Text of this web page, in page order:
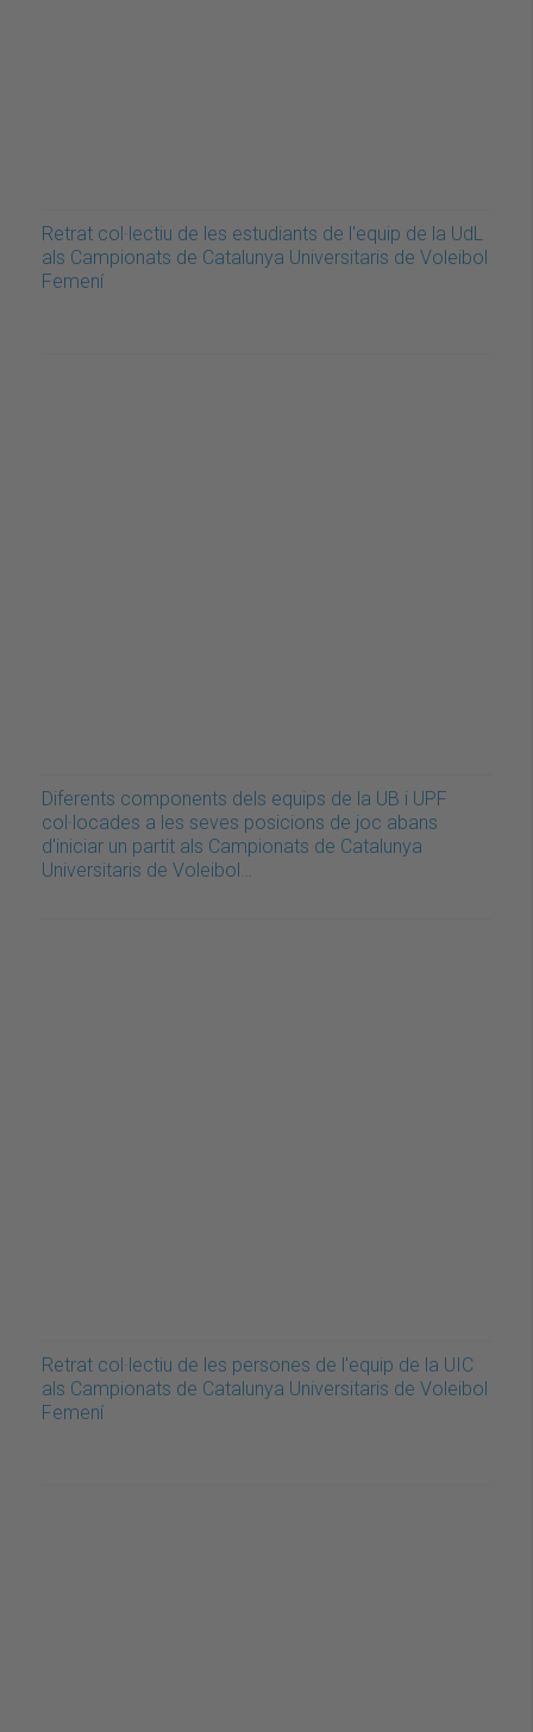
Retrat col·lectiu de les estudiants de l'equip de la UdL
als Campionats de Catalunya Universitaris de Voleibol
Femení
Diferents components dels equips de la UB i UPF
col·locades a les seves posicions de joc abans
d'iniciar un partit als Campionats de Catalunya
Universitaris de Voleibol…
Retrat col·lectiu de les persones de l'equip de la UIC
als Campionats de Catalunya Universitaris de Voleibol
Femení